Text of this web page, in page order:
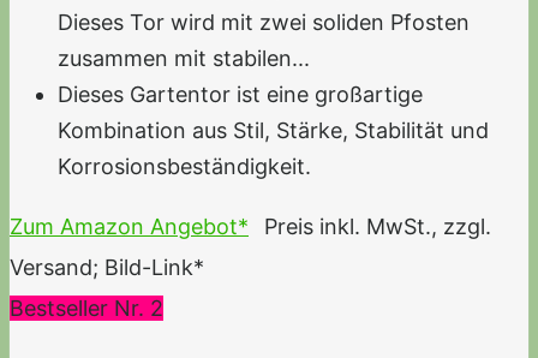
Dieses Tor wird mit zwei soliden Pfosten
zusammen mit stabilen...
Dieses Gartentor ist eine großartige
Kombination aus Stil, Stärke, Stabilität und
Korrosionsbeständigkeit.
Zum Amazon Angebot*
Preis inkl. MwSt., zzgl.
Versand; Bild-Link*
Bestseller Nr. 2